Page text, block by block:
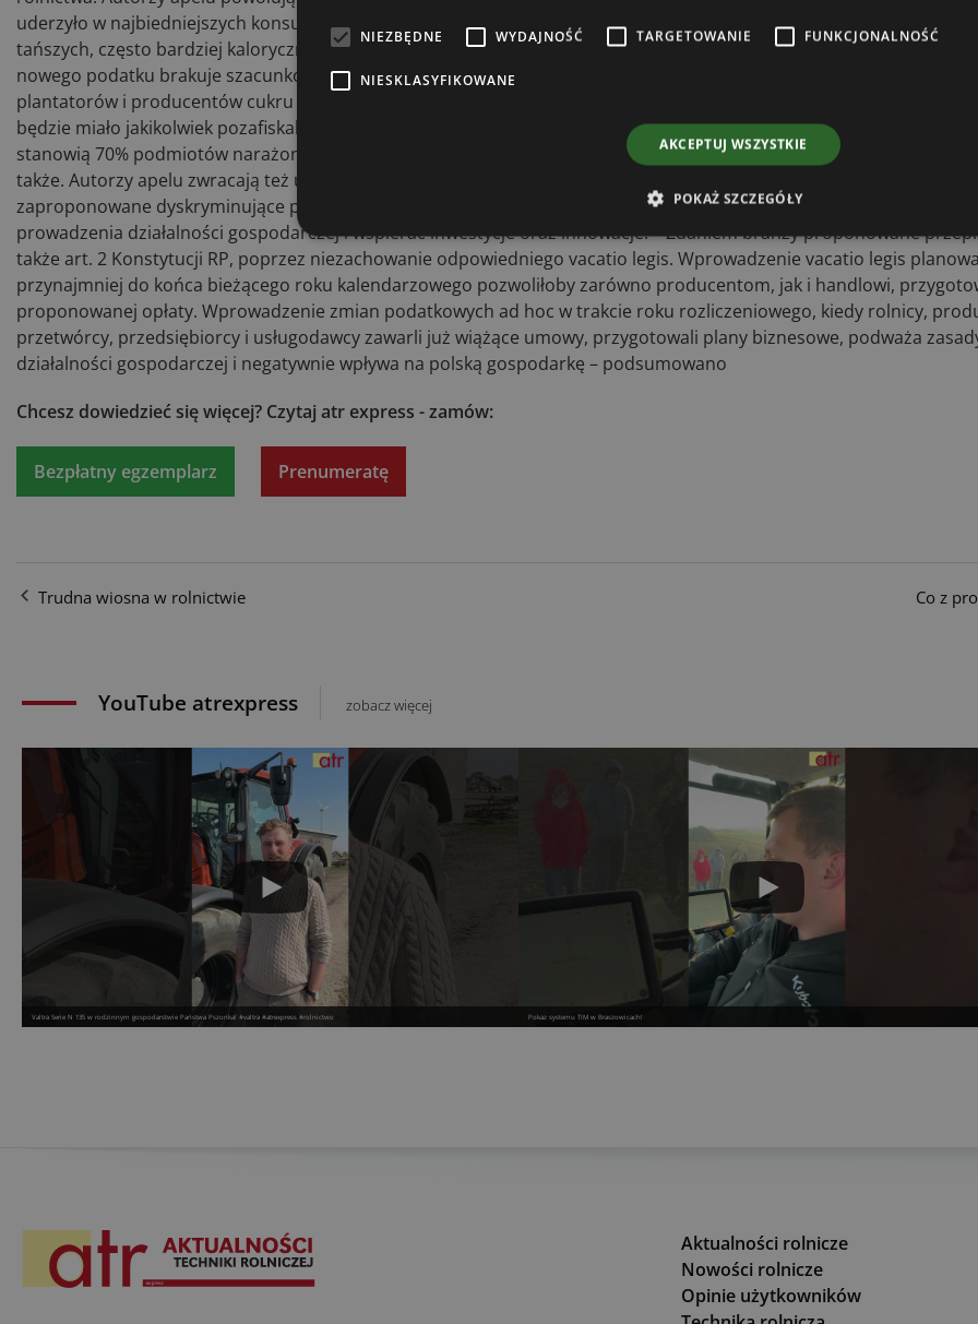
uderzyło w najbiedniejszych konsumentów, którzy po radykalnym wzroście cen zmieniali swoje decyzje zakupowe w
tańszych, często bardziej kalorycznych i gorszych jakościowo produktów. Podkreślają też, że w ocenie skutków
nowego podatku brakuje szacunków w zakresie wpływu nowego podatku na cały łańcuch produkcji żywności, w tym
plantatorów i producentów cukru w Polsce. Brakuje również szacunków, w jaki sposób i w jakim zakresie
będzie miało jakikolwiek pozafiskalny efekt. Nowe obciążenia uderzą przede wszystkim w małych i średnich
stanowią 70% podmiotów narażonych na nowy podatek. Te mogą sobie z proponowaną zmianą po prostu nie
także. Autorzy apelu zwracają też uwagę na niezmiernie szybkie tempo, w jakim jest procedowana ustawa. Akcentują
zaproponowane dyskryminujące podatki stoją w sprzeczności z Konstytucją Biznesu, która miała gwarantować
prowadzenia działalności gospodarczej i wspierać inwestycje oraz innowacje. – Zdaniem branży proponowane
także art. 2 Konstytucji RP, poprzez niezachowanie odpowiedniego vacatio legis. Wprowadzenie vacatio legis
przynajmniej do końca bieżącego roku kalendarzowego pozwoliłoby zarówno producentom, jak i handlowi,
proponowanej opłaty. Wprowadzenie zmian podatkowych ad hoc w trakcie roku rozliczeniowego, kiedy rolnicy,
przetwórcy, przedsiębiorcy i usługodawcy zawarli już wiążące umowy, przygotowali plany biznesowe, podważa
działalności gospodarczej i negatywnie wpływa na polską gospodarkę – podsumowano
Chcesz dowiedzieć się więcej? Czytaj atr express - zamów:
Bezpłatny egzemplarz Prenumeratę
Trudna wiosna w rolnictwie Co z
YouTube atrexpress zobacz więcej
Valtra Serie N 135 w rodzinnym gospodarstwie Państwa Pszonka! #valtra #atrexpress #rolnictwo Pokaz systemu TIM w Braszowicach!
Aktualności rolnicze
Nowości rolnicze
Opinie użytkowników
NIEZBĘDNE WYDAJNOŚĆ TARGETOWANIE FUNKCJONALNOŚĆ
NIESKLASYFIKOWANE
AKCEPTUJ WSZYSTKIE
POKAŻ SZCZEGÓŁY